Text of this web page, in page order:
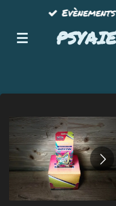
contenu